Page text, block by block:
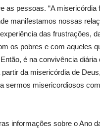
as pessoas. “A misericórdia
manifestamos nossas
das frustrações,
os pobres e com aqueles
é na convivência diária
partir da misericórdia de
sermos misericordiosos
informações sobre o Ano